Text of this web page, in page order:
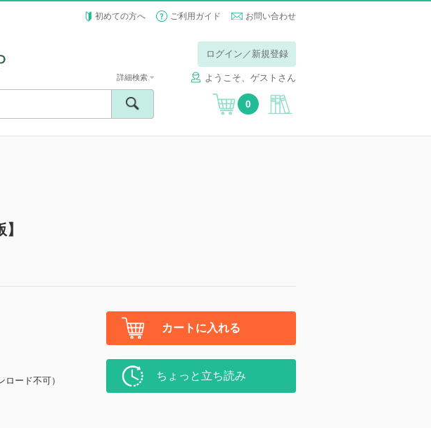
初めての方へ ご利用ガイド お問い合わせ
ログイン／新規登録
ようこそ、ゲストさん
詳細検索
0
ード不可）
カートに入れる
ちょっと立ち読み